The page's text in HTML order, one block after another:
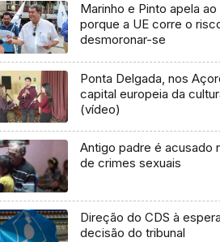
Marinho e Pinto apela
porque a UE corre o
desmoronar-se
Ponta Delgada, nos
capital europeia da
(vídeo)
Antigo padre é acusado
de crimes sexuais
Direção do CDS à
decisão do tribunal